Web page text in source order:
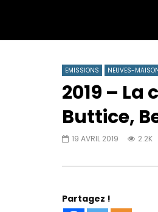
EMISSIONS NEUVES-
2019 –
Buttice,
19 AVRIL 2019 2.2K
Partagez !